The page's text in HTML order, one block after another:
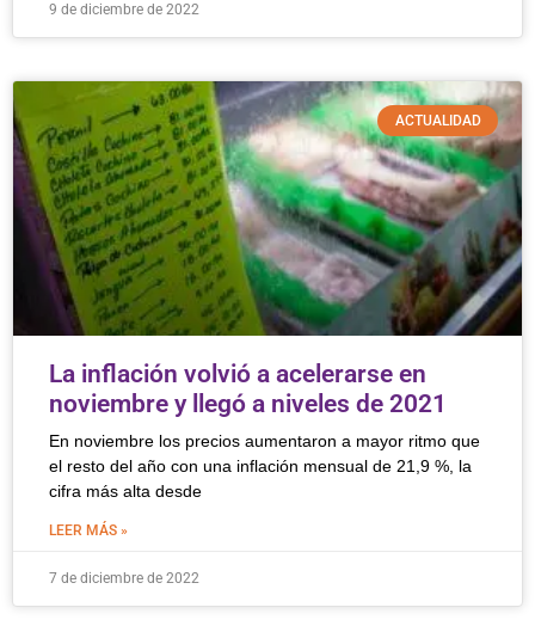
9 de diciembre de 2022
ACTUALIDAD
La inflación volvió a acelerarse en
noviembre y llegó a niveles de 2021
En noviembre los precios aumentaron a mayor ritmo que
el resto del año con una inflación mensual de 21,9 %, la
cifra más alta desde
LEER MÁS »
7 de diciembre de 2022